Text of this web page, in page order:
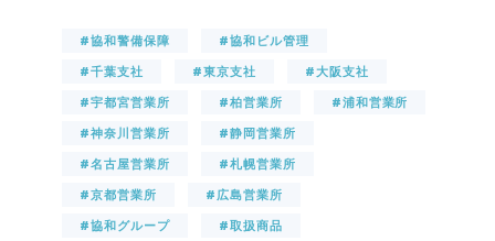
#協和警備保障
#協和ビル管理
#千葉支社
#東京支社
#大阪支社
#宇都宮営業所
#柏営業所
#浦和営業所
#神奈川営業所
#静岡営業所
#名古屋営業所
#札幌営業所
#京都営業所
#広島営業所
#協和グループ
#取扱商品